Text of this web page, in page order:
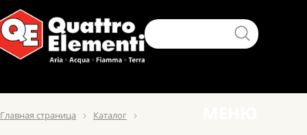
Главная страница Каталог